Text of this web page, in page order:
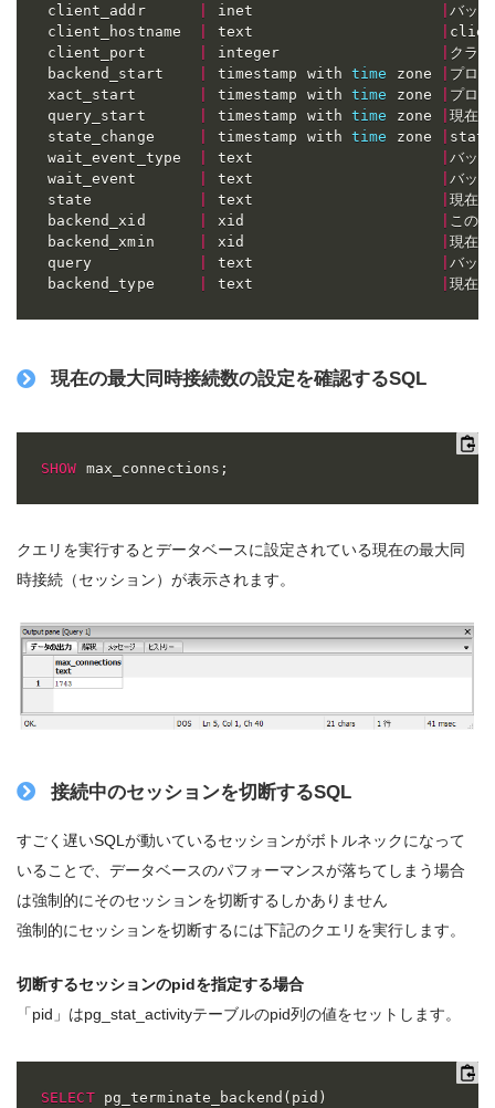
client_addr
inet |バッ
client_hostname
text
client_port
integer
クラ
backend_start
timestamp with time zone
プロ
xact_start
timestamp with time zone
プロ
query_start
timestamp with time zone |現在
state_change
timestamp with time zone
state
wait_event_type
text |バッ
wait_event
text |バッ
state
text |現在
backend_xid
xid
この
backend_xmin
xid |現在
query
text |バッ
backend_type
text |現在
現在の最大同時接続数の設定を確認するSQL
SHOW max_connections ;
クエリを実行するとデータベースに設定されている現在の最大同
時接続（セッション）が表示されます。
接続中のセッションを切断するSQL
すごく遅いSQLが動いているセッションがボトルネックになって
いることで、データベースのパフォーマンスが落ちてしまう場合
は強制的にそのセッションを切断するしかありません
強制的にセッションを切断するには下記のクエリを実行します。
切断するセッションのpidを指定する場合
「pid」はpg_stat_activityテーブルのpid列の値をセットします。
SELECT pg_terminate_backend ( pid )